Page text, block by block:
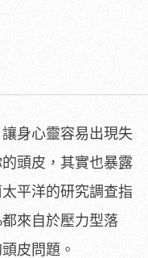
身心靈容易出現失
頭皮，其實也暴露
平洋的研究調查指
來自於壓力型落
皮問題。